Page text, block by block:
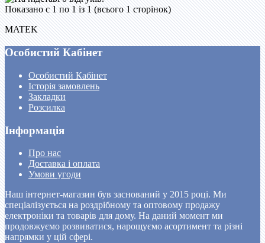
Показано с 1 по 1 із 1 (всього 1 сторінок)
MATEK
Особистий Кабінет
Особистий Кабінет
Історія замовлень
Закладки
Розсилка
Інформація
Про нас
Доставка і оплата
Умови угоди
Наш інтернет-магазин був заснований у 2015 році. Ми
спеціалізується на роздрібному та оптовому продажу
електроніки та товарів для дому. На даний момент ми
продовжуємо розвиватися, нарощуємо асортимент та різні
напрямки у цій сфері.